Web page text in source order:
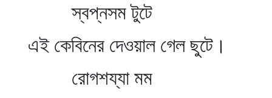
স্বপ্নসম টুটে
এই কেবিনের দেওয়াল গেল ছুটে।
রোগশয্যা মম